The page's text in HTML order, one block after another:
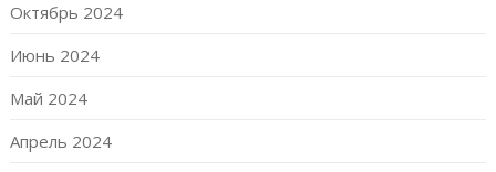
Октябрь 2024
Июнь 2024
Май 2024
Апрель 2024